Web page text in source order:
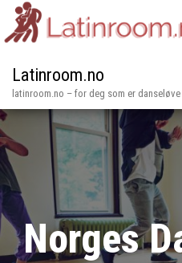
Latinroom.no
latinroom.no – for deg som er danseløve
Norges